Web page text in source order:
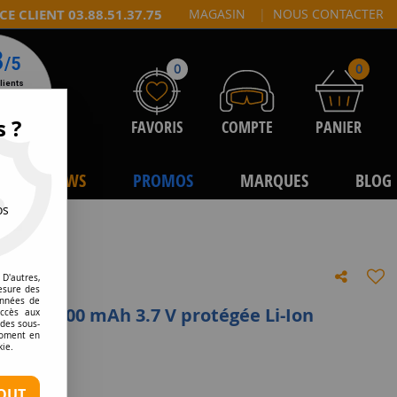
CLIENT 03.88.51.37.75 MAGASIN | NOUS CONTACTER
0
FAVORIS COMPTE
0
PANIER
NEWS PROMOS MARQUES BLOG
Ion
- 2600 mAh 3.7 V protégée Li-Ion
avis !
?
des
de
aux
sous-
en